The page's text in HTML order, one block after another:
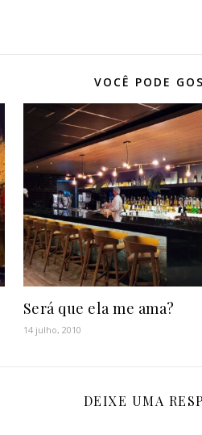
VOCÊ PODE
Será que ela me ama?
14 julho, 2010
DEIXE UMA